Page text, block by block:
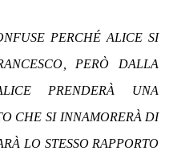
PERCHÉALICE SI
, PERÒ DALLA
PRENDERÀ UNA
CHE SI INNAMORERÀ DI
LO STESSO RAPPORTO